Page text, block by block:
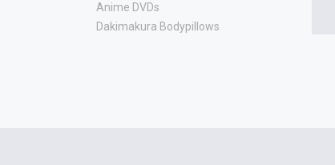
Anime DVDs
Dakimakura Bodypillows